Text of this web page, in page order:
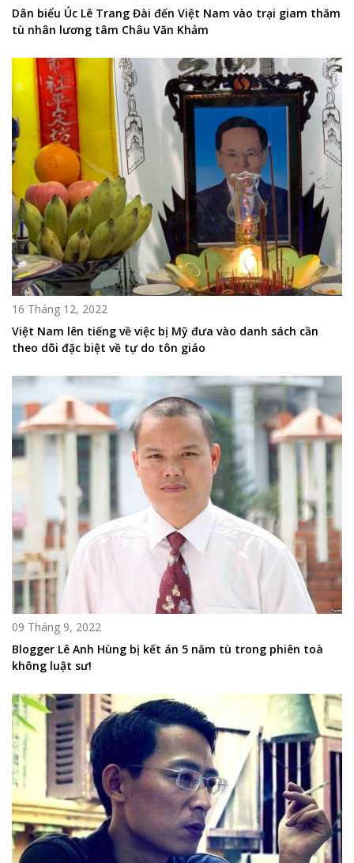
Dân biểu Úc Lê Trang Đài đến Việt Nam vào trại giam thăm
tù nhân lương tâm Châu Văn Khảm
16 Tháng 12, 2022
Việt Nam lên tiếng về việc bị Mỹ đưa vào danh sách cần
theo dõi đặc biệt về tự do tôn giáo
09 Tháng 9, 2022
Blogger Lê Anh Hùng bị kết án 5 năm tù trong phiên toà
không luật sư!